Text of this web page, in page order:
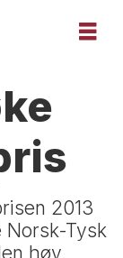
2013
Norsk-Tysk
høy.